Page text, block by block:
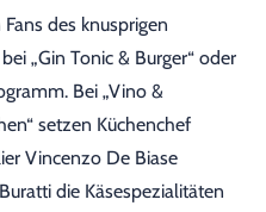
des knusprigen
„Gin Tonic & Burger“ oder
Bei „Vino &
setzen Küchenchef
Vincenzo De Biase
die Käsespezialitäten